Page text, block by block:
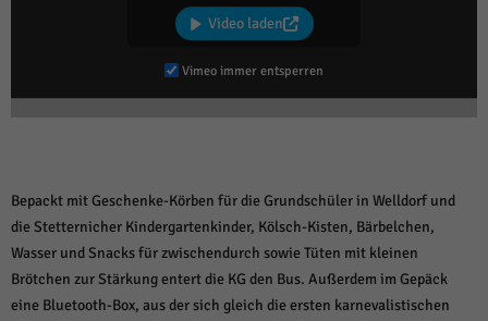
Video laden
Vimeo immer entsperren
Bepackt mit Geschenke-Körben für die Grundschüler in Welldorf und
die Stetternicher Kindergartenkinder, Kölsch-Kisten, Bärbelchen,
Wasser und Snacks für zwischendurch sowie Tüten mit kleinen
Brötchen zur Stärkung entert die KG den Bus. Außerdem im Gepäck
eine Bluetooth-Box, aus der sich gleich die ersten karnevalistischen